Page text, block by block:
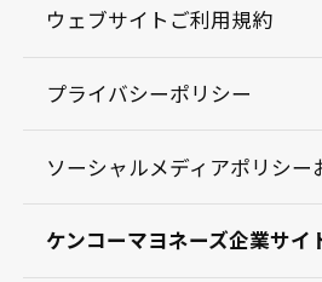
ウェブサイトご利用規約
プライバシーポリシー
ソーシャルメディアポリシー
ケンコーマヨネーズ企業サイ